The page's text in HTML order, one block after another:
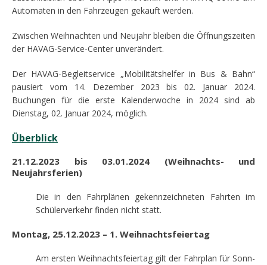
Automaten in den Fahrzeugen gekauft werden.
Zwischen Weihnachten und Neujahr bleiben die Öffnungszeiten
der HAVAG-Service-Center unverändert.
Der HAVAG-Begleitservice „Mobilitätshelfer in Bus & Bahn“
pausiert vom 14. Dezember 2023 bis 02. Januar 2024.
Buchungen für die erste Kalenderwoche in 2024 sind ab
Dienstag, 02. Januar 2024, möglich.
Überblick
21.12.2023 bis 03.01.2024 (Weihnachts- und
Neujahrsferien)
Die in den Fahrplänen gekennzeichneten Fahrten im
Schülerverkehr finden nicht statt.
Montag, 25.12.2023 – 1. Weihnachtsfeiertag
Am ersten Weihnachtsfeiertag gilt der Fahrplan für Sonn-